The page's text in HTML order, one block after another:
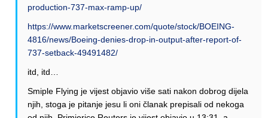
production-737-max-ramp-up/
https://www.marketscreener.com/quote/stock/BOEING-
4816/news/Boeing-denies-drop-in-output-after-report-of-
737-setback-49491482/
itd, itd…
Smiple Flying je vijest objavio više sati nakon dobrog dijela
njih, stoga je pitanje jesu li oni članak prepisali od nekoga